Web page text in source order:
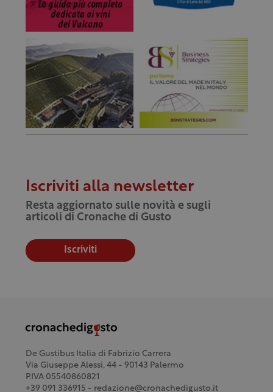
Iscriviti alla newsletter
Resta aggiornato sulle novità e sugli
articoli di Cronache di Gusto
Iscriviti
De Gustibus Italia di Fabrizio Carrera
Via Giuseppe Alessi, 44 - 90143 Palermo
P.IVA 05540860821
+39 091 336915 - redazione@cronachedigusto.it